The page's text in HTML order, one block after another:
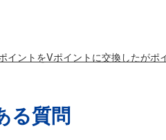
イントをVポイントに交換したがポ
る質問